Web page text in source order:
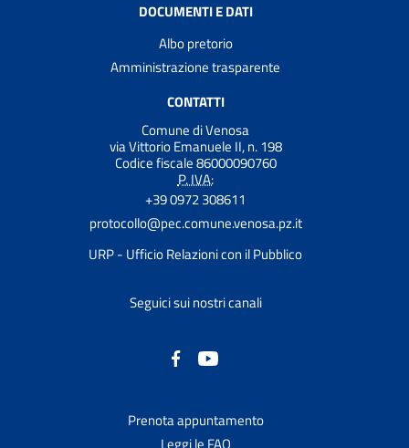
DOCUMENTI E DATI
Albo pretorio
Amministrazione trasparente
CONTATTI
Comune di Venosa
via Vittorio Emanuele II, n. 198
Codice fiscale 86000090760
P. IVA:
+39 0972 308611
protocollo@pec.comune.venosa.pz.it
URP - Ufficio Relazioni con il Pubblico
Seguici sui nostri canali
Prenota appuntamento